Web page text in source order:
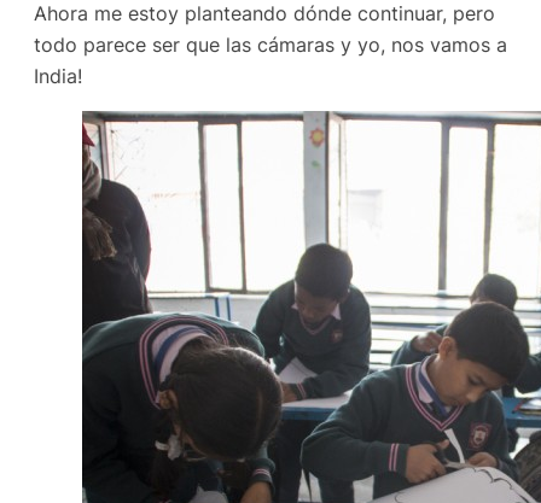
Ahora me estoy planteando dónde continuar, pero
todo parece ser que las cámaras y yo, nos vamos a
India!